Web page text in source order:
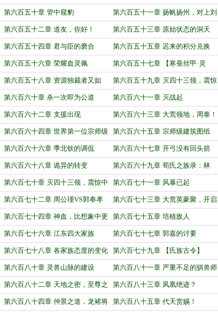
（残）
第六百五十章 管中窥豹 第六百五十一章 扬帆扬州，对上刘
繇
第六百五十二章 道友，你好！ 第六百五十三章 原始状态的洞天
第六百五十四章 君与臣的磨合 第六百五十五章 迟来的积分兑换
第六百五十六章 荣耀血灵佩 第六百五十七章 【寒蚕丝甲·灵
魂】
第六百五十八章 资源独裁者又如
何？
第六百五十九章 灭四十三领，震惊
中外！（上）
第六百六十章 杀一次即为公道 第六百六十一章 灭战起
第六百六十二章 支援出现 第六百六十三章 大荒领地，周泰！
第六百六十四章 世界第一位宗师级
人才出现
第六百六十五章 宗师级建筑图纸
【灵鹰山】
第六百六十六章 季北钦的调侃 第六百六十七章 开弓没有回头箭
（中秋快乐！）
第六百六十八章 诡异的转变 第六百六十九章 荀氏之族录：林
牧！
第六百七十章 灭四十三领，震惊中
外！（下）
第六百七十一章 风暴已起
第六百七十二章 周公瑾VS郭奉孝
（1）
第六百七十三章 大荒英豪聚，开启
洞天
第六百七十四章 神血，比想象中更
重要
第六百七十五章 培植敌人
第六百七十六章 江东四大家族 第六百七十七章 郭嘉的讨要
第六百七十八章 各家族态度的变化 第六百七十九章 【氏族古令】
第六百八十章 灵兽山脉的建设 第六百八十一章 严重不足的驯兽师
第六百八十二章 天地之密，至尊之
秘
第六百八十三章 凤凰绝迹？
第六百八十四章 仲景之道，龙褚将 第六百八十五章 代天赏赐！